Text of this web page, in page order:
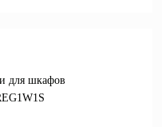
для шкафов